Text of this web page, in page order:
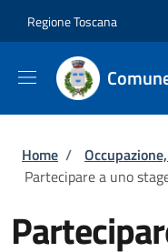
Regione Toscana
Briciole di
Home /
Partecipare a uno